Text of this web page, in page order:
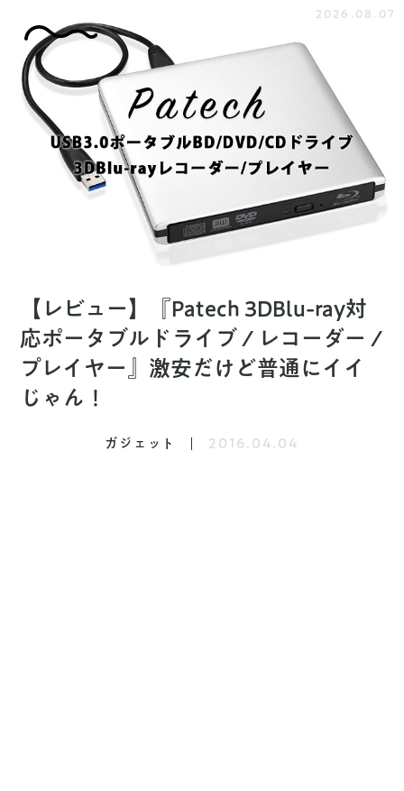
2026.08.07
【レビュー】『Patech 3DBlu-ray対
応ポータブルドライブ / レコーダー /
プレイヤー』激安だけど普通にイイ
じゃん！
ガジェット 2016.04.04